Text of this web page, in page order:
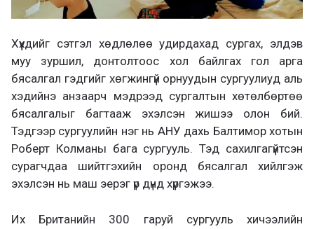
Хүүхдийг сэтгэл хөдлөлөө удирдахад сургах, элдэв
муу зуршил, донтолтоос хол байлгах гол арга
бясалгал гэдгийг хөгжингүй орнуудын сургуулиуд аль
хэдийнэ анзаарч мэдрээд сургалтын хөтөлбөртөө
бясалгалыг багтааж эхэлсэн жишээ олон бий.
Тэдгээр сургуулийн нэг нь АНУ дахь Балтимор хотын
Роберт Колманы бага сургууль. Тэд сахилгагүйтсэн
сурагчдаа шийтгэхийн оронд бясалгал хийлгэж
эхэлсэн нь маш эерэг үр дүнд хүргэжээ.
Их Британийн 300 гаруй сургууль хичээлийн